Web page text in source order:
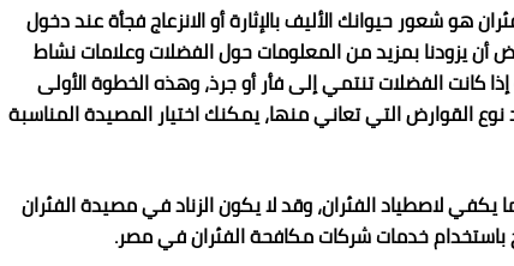
هو شعور حيوانك الأليف بالإثارة أو الانزعاج فجأة عند دخول
يزودنا بمزيد من المعلومات حول الفضلات وعلامات نشاط
كانت الفضلات تنتمي إلى فأر أو جرذ، وهذه الخطوة الأولى
القوارض التي تعاني منها، يمكنك اختيار المصيدة المناسبة
لاصطياد الفئران، وقد لا يكون الزناد في مصيدة الفئران
باستخدام خدمات شركات مكافحة الفئران في مصر.